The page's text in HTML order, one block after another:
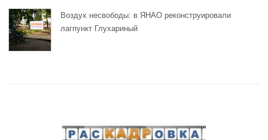
Воздух несвободы: в ЯНАО реконструировали
лагпункт Глухариный